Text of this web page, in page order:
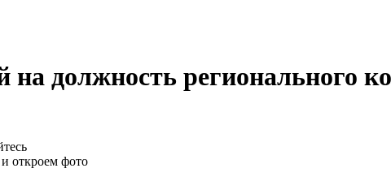
на должность регионального
откроем фото